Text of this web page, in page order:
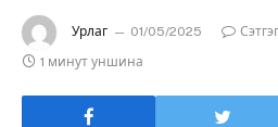
Урлаг 01/05/2025
1 минут уншина